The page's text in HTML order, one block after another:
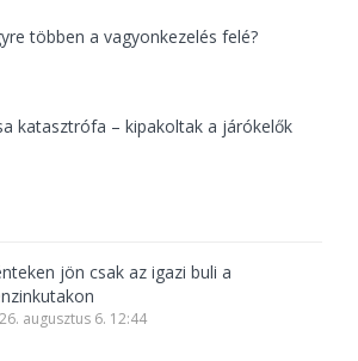
többen a vagyonkezelés felé?
katasztrófa – kipakoltak a járókelők
jön csak az igazi buli a
augusztus 6. 12:44